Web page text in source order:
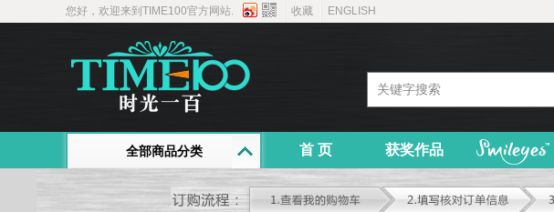
您好，欢迎来到TIME100官方网站. 收藏 ENGLISH
新三
全部商品分类 首 页 获奖作品